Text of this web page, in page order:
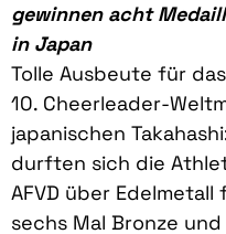
gewinnen acht
in Japan
Tolle Ausbeute für
10. Cheerleader-
japanischen
durften sich die
AFVD über Edelmetall
sechs Mal Bronze